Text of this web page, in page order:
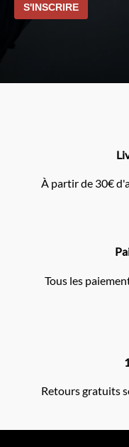
À partir de 30€
Tous les
Retours gratuits